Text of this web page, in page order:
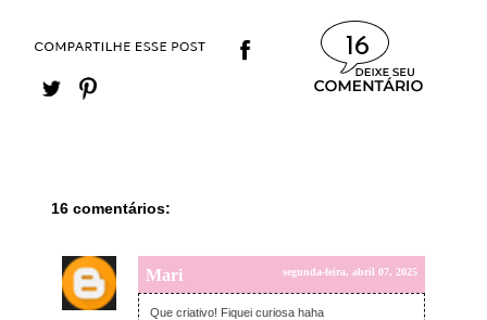
16
16 comentários:
Mari segunda-feira, abril 07, 2025
Que criativo! Fiquei curiosa haha